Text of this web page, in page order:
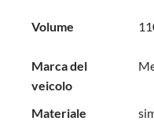
Volume
Marca del
veicolo
Materiale